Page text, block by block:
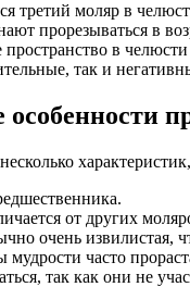
третий моляр в
прорезываться в
в
так и
от других
очень извилистая,
часто
так как они не